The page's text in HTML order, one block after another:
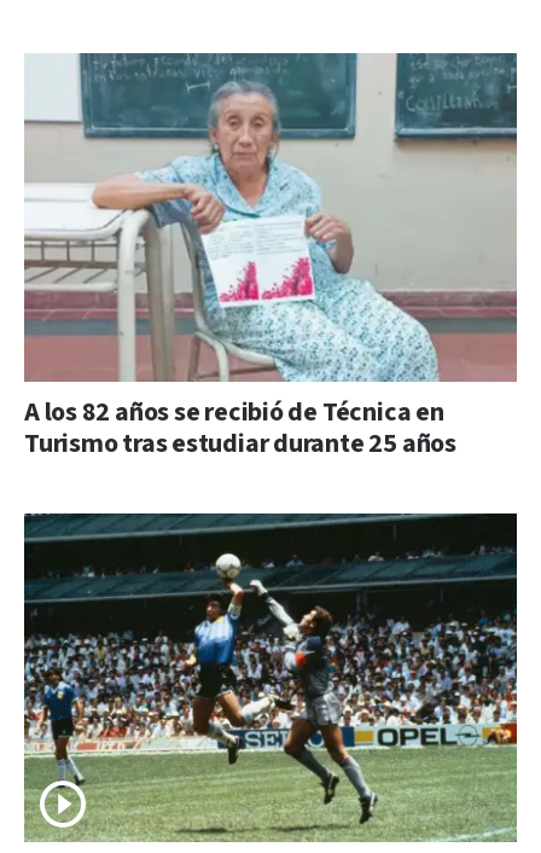
A los 82 años se recibió de Técnica en
Turismo tras estudiar durante 25 años